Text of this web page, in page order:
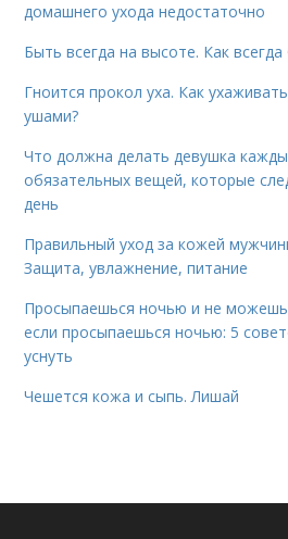
домашнего ухода недостаточно
Быть всегда на высоте. Как
Гноится прокол уха. Как
ушами?
Что должна делать девушка
обязательных вещей, которые
день
Правильный уход за кожей
Защита, увлажнение, питание
Просыпаешься ночью и не можешь
если просыпаешься ночью: 5
уснуть
Чешется кожа и сыпь. Лишай